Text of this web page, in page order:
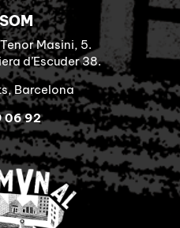
Masini, 5.
d’Escuder 38.
Barcelona
06 92